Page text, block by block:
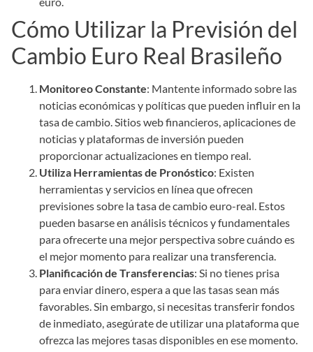
Cómo Utilizar la Previsión del
Cambio Euro Real Brasileño
Monitoreo Constante: Mantente informado sobre las
noticias económicas y políticas que pueden influir en la
tasa de cambio. Sitios web financieros, aplicaciones de
noticias y plataformas de inversión pueden
proporcionar actualizaciones en tiempo real.
Utiliza Herramientas de Pronóstico: Existen
herramientas y servicios en línea que ofrecen
previsiones sobre la tasa de cambio euro-real. Estos
pueden basarse en análisis técnicos y fundamentales
para ofrecerte una mejor perspectiva sobre cuándo es
el mejor momento para realizar una transferencia.
Planificación de Transferencias: Si no tienes prisa
para enviar dinero, espera a que las tasas sean más
favorables. Sin embargo, si necesitas transferir fondos
de inmediato, asegúrate de utilizar una plataforma que
ofrezca las mejores tasas disponibles en ese momento.